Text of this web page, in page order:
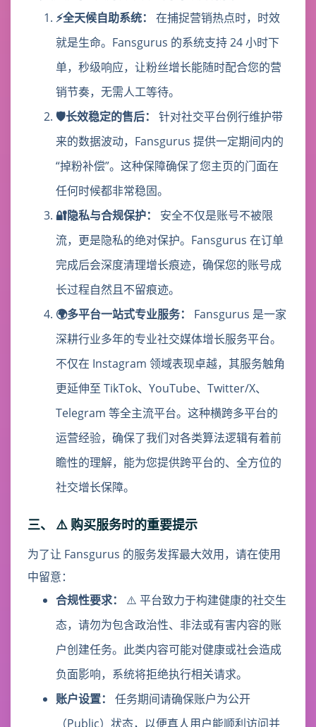
⚡全天候自助系统：
在捕捉营销热点时，时效
就是生命。Fansgurus 的系统支持 24 小时下
单，秒级响应，让粉丝增长能随时配合您的营
销节奏，无需人工等待。
🛡️长效稳定的售后：
针对社交平台例行维护带
来的数据波动，Fansgurus 提供一定期间内的
“掉粉补偿”。这种保障确保了您主页的门面在
任何时候都非常稳固。
🔐隐私与合规保护：
安全不仅是账号不被限
流，更是隐私的绝对保护。Fansgurus 在订单
完成后会深度清理增长痕迹，确保您的账号成
长过程自然且不留痕迹。
🌍多平台一站式专业服务：
Fansgurus 是一家
深耕行业多年的专业社交媒体增长服务平台。
不仅在 Instagram 领域表现卓越，其服务触角
更延伸至 TikTok、YouTube、Twitter/X、
Telegram 等全主流平台。这种横跨多平台的
运营经验，确保了我们对各类算法逻辑有着前
瞻性的理解，能为您提供跨平台的、全方位的
社交增长保障。
三、 ⚠️ 购买服务时的重要提示
为了让 Fansgurus 的服务发挥最大效用，请在使用
中留意：
合规性要求：
⚠️ 平台致力于构建健康的社交生
态，请勿为包含政治性、非法或有害内容的账
户创建任务。此类内容可能对健康或社会造成
负面影响，系统将拒绝执行相关请求。
账户设置：
任务期间请确保账户为公开
（Public）状态，以便真人用户能顺利访问并